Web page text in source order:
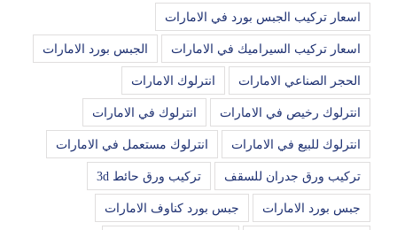
اسعار تركيب الجبس بورد في الامارات
اسعار تركيب السيراميك في الامارات الجبس بورد الامارات
الحجر الصناعي الامارات انترلوك الامارات
انترلوك رخيص في الامارات انترلوك في الامارات
انترلوك للبيع في الامارات انترلوك مستعمل في الامارات
تركيب ورق جدران للسقف تركيب ورق حائط 3d
جبس بورد الامارات جبس بورد كناوف الامارات